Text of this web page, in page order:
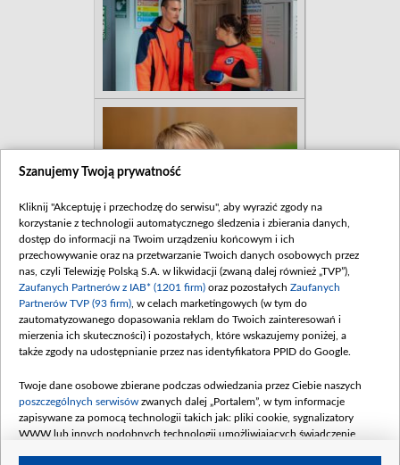
Szanujemy Twoją prywatność
Kliknij "Akceptuję i przechodzę do serwisu", aby wyrazić zgody na
korzystanie z technologii automatycznego śledzenia i zbierania danych,
dostęp do informacji na Twoim urządzeniu końcowym i ich
przechowywanie oraz na przetwarzanie Twoich danych osobowych przez
nas, czyli Telewizję Polską S.A. w likwidacji (zwaną dalej również „TVP”),
Zaufanych Partnerów z IAB* (1201 firm) oraz pozostałych Zaufanych
Partnerów TVP (93 firm) , w celach marketingowych (w tym do
zautomatyzowanego dopasowania reklam do Twoich zainteresowań i
mierzenia ich skuteczności) i pozostałych, które wskazujemy poniżej, a
także zgody na udostępnianie przez nas identyfikatora PPID do Google.
Twoje dane osobowe zbierane podczas odwiedzania przez Ciebie naszych
poszczególnych serwisów zwanych dalej „Portalem”, w tym informacje
zapisywane za pomocą technologii takich jak: pliki cookie, sygnalizatory
WWW lub innych podobnych technologii umożliwiających świadczenie